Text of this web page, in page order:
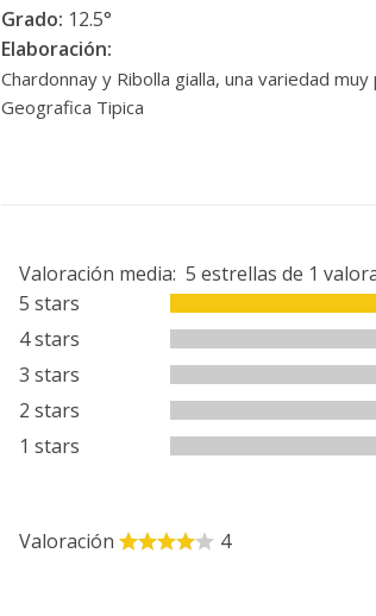
Grado: 12.5°
Elaboración:
Chardonnay y Ribolla gialla, una variedad
Geografica Tipica
Valoración media:
5 stars
4 stars
3 stars
2 stars
1 stars
5 estrellas de 1
Valoración 4